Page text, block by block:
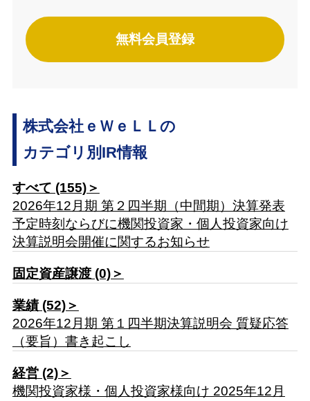
無料会員登録
株式会社ｅＷｅＬＬの
カテゴリ別IR情報
すべて (155)＞
2026年12月期 第２四半期（中間期）決算発表
予定時刻ならびに機関投資家・個人投資家向け
決算説明会開催に関するお知らせ
固定資産譲渡 (0)＞
業績 (52)＞
2026年12月期 第１四半期決算説明会 質疑応答
（要旨）書き起こし
経営 (2)＞
機関投資家様・個人投資家様向け 2025年12月